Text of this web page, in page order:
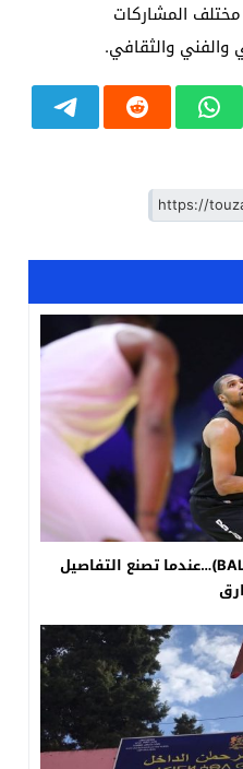
المشاركات
والفني والثقافي.
دوري إفريقيا لكرة السلة (BAL)…عندما تصنع التفاصيل